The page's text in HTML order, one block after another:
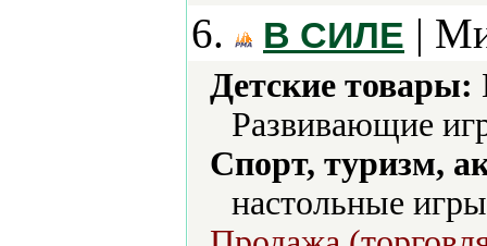
6. В СИЛЕ |
Детские товары:
Развивающие
Спорт, туризм,
настольные